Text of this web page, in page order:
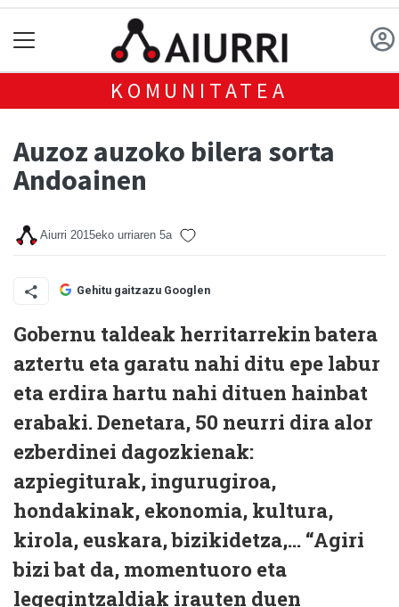
KOMUNITATEA
Auzoz auzoko bilera sorta
Andoainen
Aiurri 2015eko urriaren 5a
Gehitu gaitzazu Googlen
Gobernu taldeak herritarrekin batera
aztertu eta garatu nahi ditu epe labur
eta erdira hartu nahi dituen hainbat
erabaki. Denetara, 50 neurri dira alor
ezberdinei dagozkienak:
azpiegiturak, ingurugiroa,
hondakinak, ekonomia, kultura,
kirola, euskara, bizikidetza,... “Agiri
bizi bat da, momentuoro eta
legegintzaldiak irauten duen